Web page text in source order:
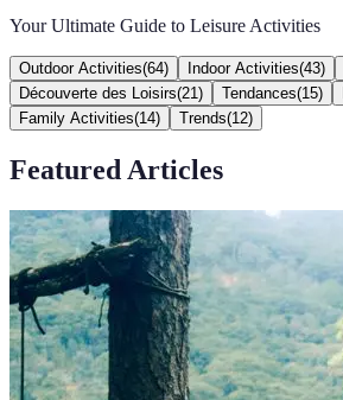
Your Ultimate Guide to Leisure Activities
Outdoor Activities(64) Indoor Activities(43)
Découverte des Loisirs(21 ) Tendances(15)
Family Activities(14) Trends(12)
Featured Articles